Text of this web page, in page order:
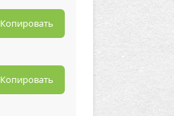
Копировать
Копировать